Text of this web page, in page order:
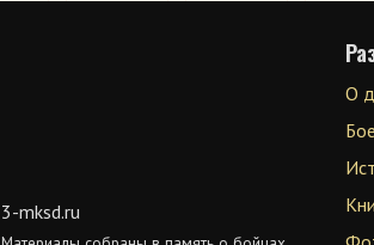
3-mksd.ru
О